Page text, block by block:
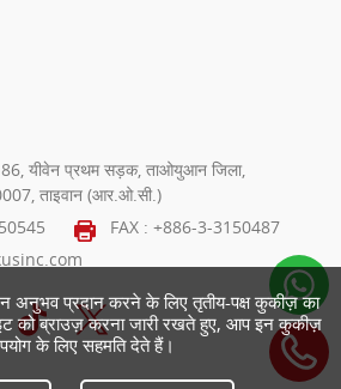
अनुभव प्रदान करने के लिए तृतीय-पक्ष कुकीज़ का
को ब्राउज़ करना जारी रखते हुए, आप इन कुकीज़
के लिए सहमति देते हैं।
86, यीवेन प्रथम सड़क, ताओयुआन जिला,
ताइवान (आर.ओ.सी.)
FAX : +886-3-3150487